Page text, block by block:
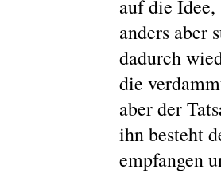
auf die
anders aber
dadurch
die
aber der
ihn besteht
empfangen